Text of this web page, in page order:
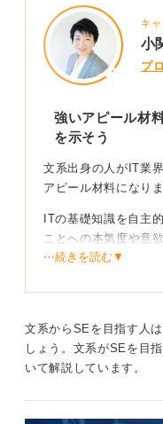
0
キ
小
プ
強いアピール材
を示そう
文系出身の人がIT業
アピール材料になりま
ITの基礎知識を自主
ことへの本気度や意
取得理由を自分の
面接では、なぜこの
⋯続きを読む▼
文系からSEを目指す人
しょう。文系がSEを目
いて解説しています。